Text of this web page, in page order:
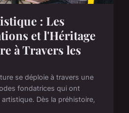
: Les
et l'Héritage
à Travers les
se déploie à travers une
fondatrices qui ont
Dès la préhistoire,